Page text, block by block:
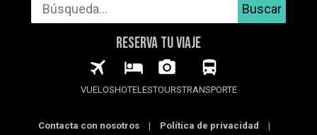
Buscar
RESERVA TU VIAJE
VUELOSHOTELESTOURSTRANSPORTE
Contacta con nosotros | Política de privacidad |